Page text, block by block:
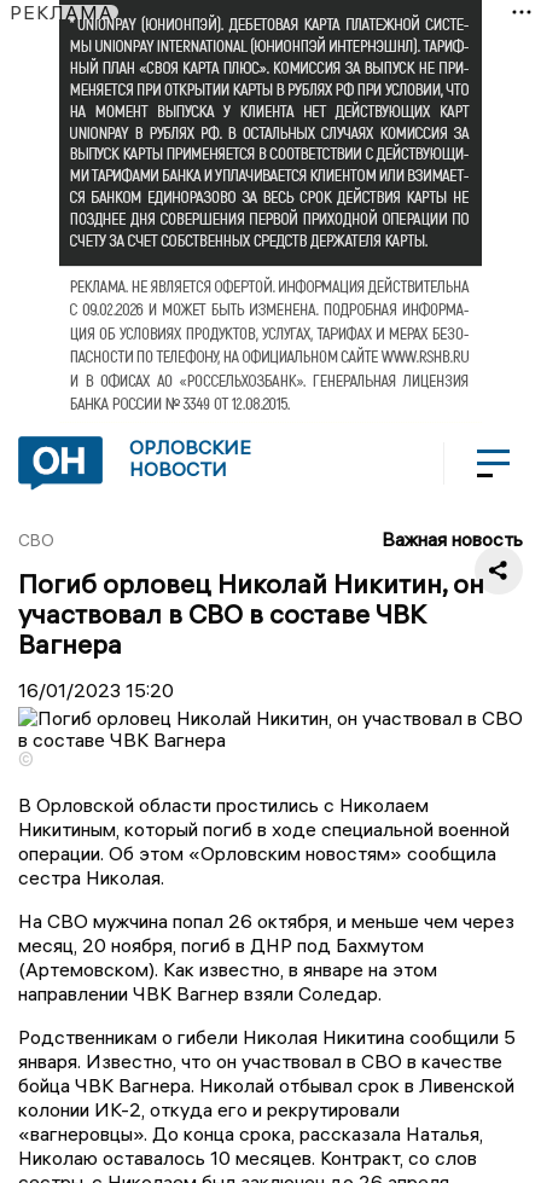
РЕКЛАМА
ОРЛОВСКИЕ
НОВОСТИ
СВО Важная новость
Погиб орловец Николай Никитин, он
участвовал в СВО в составе ЧВК
Вагнера
16/01/2023 15:20
©
В Орловской области простились с Николаем
Никитиным, который погиб в ходе специальной военной
операции. Об этом «Орловским новостям» сообщила
сестра Николая.
На СВО мужчина попал 26 октября, и меньше чем через
месяц, 20 ноября, погиб в ДНР под Бахмутом
(Артемовском). Как известно, в январе на этом
направлении ЧВК Вагнер взяли Соледар.
Родственникам о гибели Николая Никитина сообщили 5
января. Известно, что он участвовал в СВО в качестве
бойца ЧВК Вагнера. Николай отбывал срок в Ливенской
колонии ИК-2, откуда его и рекрутировали
«вагнеровцы». До конца срока, рассказала Наталья,
Николаю оставалось 10 месяцев. Контракт, со слов